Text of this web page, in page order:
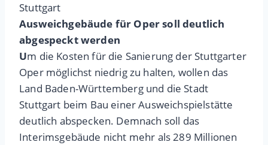
Stuttgart
Ausweichgebäude für Oper soll deutlich
abgespeckt werden
Um die Kosten für die Sanierung der Stuttgarter
Oper möglichst niedrig zu halten, wollen das
Land Baden-Württemberg und die Stadt
Stuttgart beim Bau einer Ausweichspielstätte
deutlich abspecken. Demnach soll das
Interimsgebäude nicht mehr als 289 Millionen